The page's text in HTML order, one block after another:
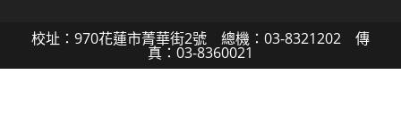
校址：970花蓮市菁華街2號 總機：03-8321202 傳
真：03-8360021